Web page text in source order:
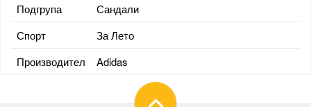
Подгрупа
Сандали
Спорт
За Лето
Производител
Adidas